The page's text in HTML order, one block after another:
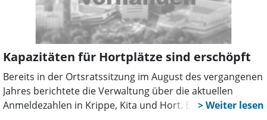
Kapazitäten für Hortplätze sind erschöpft
Bereits in der Ortsratssitzung im August des vergangenen
Jahres berichtete die Verwaltung über die aktuellen
Anmeldezahlen in Krippe, Kita und Hort. Es wurde